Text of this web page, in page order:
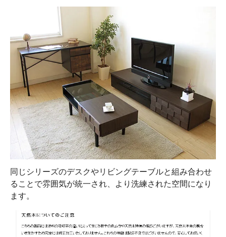
同じシリーズのデスクやリビングテーブルと組み合わせ
ることで雰囲気が統一され、より洗練された空間になり
ます。